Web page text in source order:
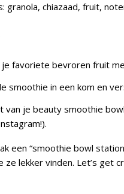
granola, chiazaad, fruit,
je favoriete bevroren fruit
smoothie in een kom en
van je beauty smoothie
een “smoothie bowl
ze lekker vinden. Let’s get